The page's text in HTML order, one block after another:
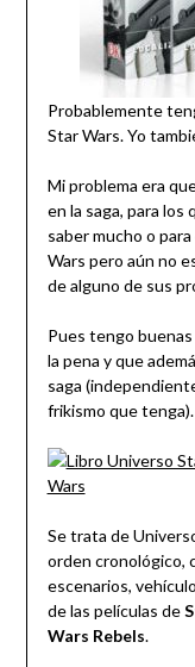
Probablemente
Star Wars. Yo
Mi problema era
en la saga, para los
saber mucho o
Wars pero aún no
de alguno de sus
Pues tengo
la pena y que
saga
frikismo que tenga).
Se trata de
orden cronológico,
escenarios,
de las películas de
Wars Rebels.